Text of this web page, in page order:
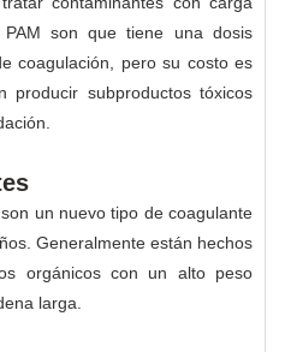
son que tiene una dosis
coagulación, pero su costo es
producir subproductos tóxicos
un nuevo tipo de coagulante
Generalmente están hechos
orgánicos con un alto peso
larga.